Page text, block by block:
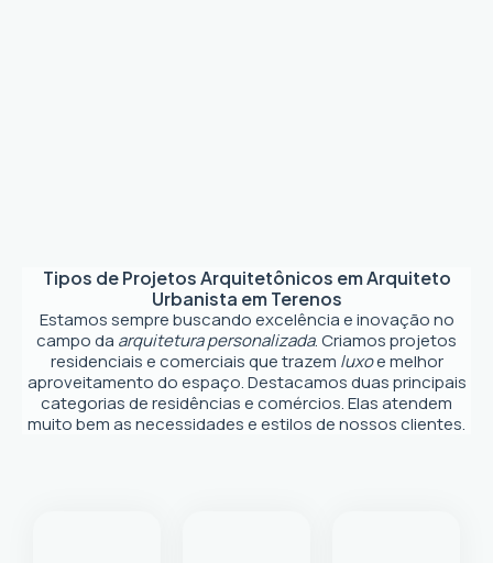
Tipos de Projetos Arquitetônicos emArquiteto
Urbanista em Terenos
Estamos sempre buscando excelência e inovação no
campo da arquitetura personalizada. Criamos projetos
residenciais e comerciais que trazem luxoe melhor
aproveitamento do espaço. Destacamos duas principais
categorias de residências e comércios. Elas atendem
muito bem as necessidades e estilos de nossos clientes.